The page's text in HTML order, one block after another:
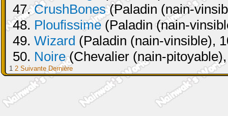
47.CrushBones(Paladin (nain-
48. Ploufissime (Paladin (nain-
49. Wizard (Paladin (nain-vinsible),
50. Noire(Chevalier (nain-
1 2 Suivante Dernière